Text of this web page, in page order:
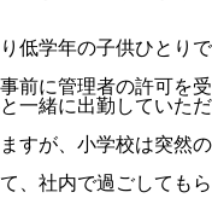
低学年の子供ひとりで
前に管理者の許可を受
一緒に出勤していただ
すが、小学校は突然の
、社内で過ごしてもら